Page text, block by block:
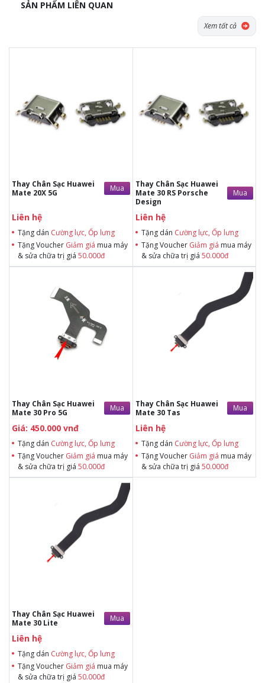
SẢN PHẨM LIÊN QUAN
Xem tất cả
Thay Chân Sạc Huawei
Mate 20X 5G
Mua
Liên hệ
Tặng dán Cường lực, Ốp lưng
Tặng Voucher Giảm giá mua máy
& sửa chữa trị giá 50.000đ
Tặng dán Cường lực, Ốp lưng khi
mua BHV
Tặng Voucher Giảm giá mua máy
& sửa chữa trị giá 50.000đTặng dán
Cường lực, Ốp lưng khi mua BHV
Thay Chân Sạc Huawei
Mate 30 RS Porsche
Design
Mua
Liên hệ
Tặng dán Cường lực, Ốp lưng
Tặng Voucher Giảm giá mua máy
& sửa chữa trị giá 50.000đ
Tặng dán Cường lực, Ốp lưng khi
mua BHV
Tặng Voucher Giảm giá mua máy
& sửa chữa trị giá 50.000đTặng dán
Cường lực, Ốp lưng khi mua BHV
Thay Chân Sạc Huawei
Mate 30 Pro 5G
Mua
Giá: 450.000 vnđ
Tặng dán Cường lực, Ốp lưng
Tặng Voucher Giảm giá mua máy
& sửa chữa trị giá 50.000đ
Tặng dán Cường lực, Ốp lưng khi
Tặng Voucher Giảm giá mua máy
& sửa chữa trị giá 50.000đTặng dán
Cường lực, Ốp lưng khi mua BHV
Tặng Voucher Giảm giá mua máy
Thay Chân Sạc Huawei
Mate 30 Tas
Mua
Liên hệ
Tặng dán Cường lực, Ốp lưng
Tặng Voucher Giảm giá mua máy
& sửa chữa trị giá 50.000đ
Tặng dán Cường lực, Ốp lưng khi
Tặng Voucher Giảm giá mua máy
& sửa chữa trị giá 50.000đTặng dán
Cường lực, Ốp lưng khi mua BHV
Thay Chân Sạc Huawei
Mate 30 Lite
Mua
Liên hệ
Tặng dán Cường lực, Ốp lưng
Tặng Voucher Giảm giá mua máy
& sửa chữa trị giá 50.000đ
Tặng dán Cường lực, Ốp lưng khi
Tặng Voucher Giảm giá mua máy
& sửa chữa trị giá 50.000đTặng dán
Cường lực, Ốp lưng khi mua BHV